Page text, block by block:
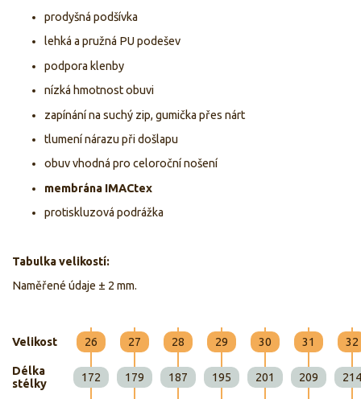
prodyšná podšívka
lehká a pružná PU podešev
podpora klenby
nízká hmotnost obuvi
zapínání na suchý zip, gumička přes nárt
tlumení nárazu při došlapu
obuv vhodná pro celoroční nošení
membrána IMACtex
protiskluzová podrážka
Tabulka velikostí:
Naměřené údaje ± 2 mm.
Velikost 26 27 28 29 30 31 32
Délka
stélky
172 179 187 195 201 209 214